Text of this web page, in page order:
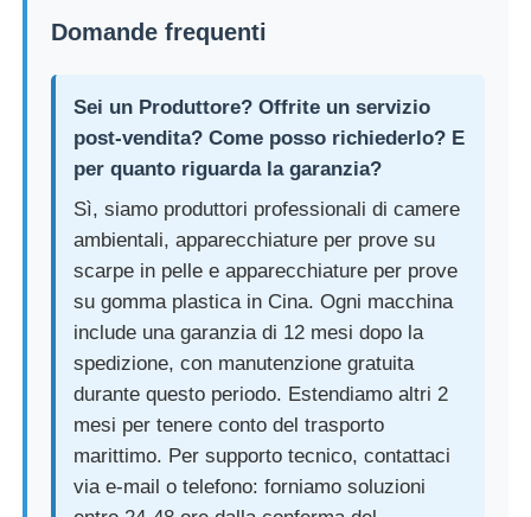
Domande frequenti
Sei un Produttore? Offrite un servizio
post-vendita? Come posso richiederlo? E
per quanto riguarda la garanzia?
Sì, siamo produttori professionali di camere
ambientali, apparecchiature per prove su
scarpe in pelle e apparecchiature per prove
su gomma plastica in Cina. Ogni macchina
include una garanzia di 12 mesi dopo la
spedizione, con manutenzione gratuita
durante questo periodo. Estendiamo altri 2
mesi per tenere conto del trasporto
marittimo. Per supporto tecnico, contattaci
via e-mail o telefono: forniamo soluzioni